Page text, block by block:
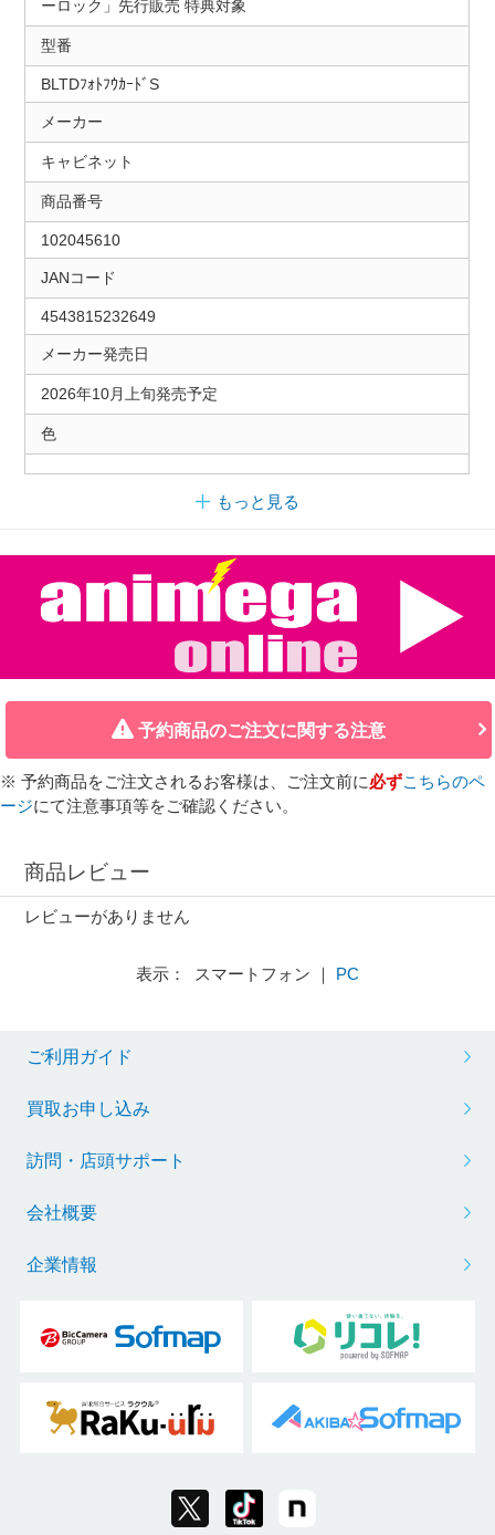
ーロック」先行販売 特典対象
型番
BLTDﾌｫﾄﾌｳｶｰﾄﾞS
メーカー
キャビネット
商品番号
102045610
JANコード
4543815232649
メーカー発売日
2026年10月上旬発売予定
色
もっと見る
予約商品のご注文に関する注意
※ 予約商品をご注文されるお客様は、ご注文前に必ずこちらのペ
ージにて注意事項等をご確認ください。
商品レビュー
レビューがありません
表示： スマートフォン ｜ PC
ご利用ガイド
買取お申し込み
訪問・店頭サポート
会社概要
企業情報